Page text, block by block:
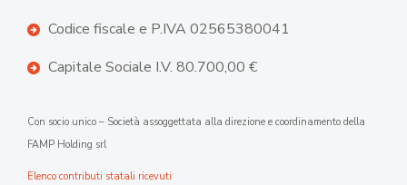
Codice fiscale e P.IVA 02565380041
Capitale Sociale I.V. 80.700,00 €
Con socio unico – Società assoggettata alla direzione e coordinamento della
FAMP Holding srl
Elenco contributi statali ricevuti